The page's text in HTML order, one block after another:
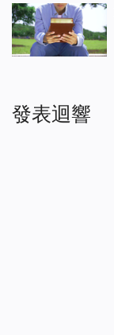
發表迴響